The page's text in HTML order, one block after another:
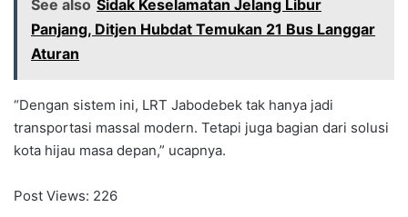
See also Sidak Keselamatan Jelang Libur
Panjang, Ditjen Hubdat Temukan 21 Bus Langgar
Aturan
“Dengan sistem ini, LRT Jabodebek tak hanya jadi
transportasi massal modern. Tetapi juga bagian dari solusi
kota hijau masa depan,” ucapnya.
Post Views: 226